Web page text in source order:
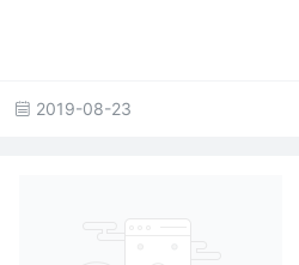
2019-08-23